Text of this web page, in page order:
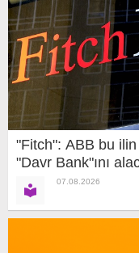
"Fitch": ABB bu
"Davr Bank"ını
07.08.2026